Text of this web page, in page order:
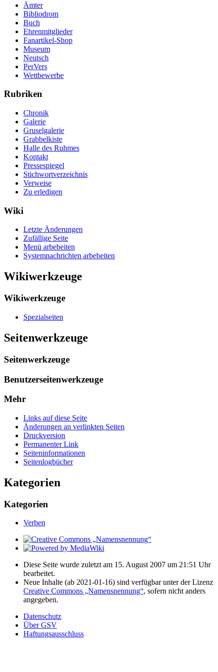
Ämter
Bibliodrom
Buch
Ehrenmitglieder
Fanartikel-Shop
Museum
Neutsch
PerVers
Wettbewerbe
Rubriken
Chronik
Galerie
Gruselgalerie
Grabbelkiste
Halle des Ruhmes
Kontakt
Pressespiegel
Stichwortverzeichnis
Verweise
Zu erledigen
Wiki
Letzte Änderungen
Zufällige Seite
Menü arbebeiten
Systemnachrichten arbebeiten
Wikiwerkzeuge
Wikiwerkzeuge
Spezialseiten
Seitenwerkzeuge
Seitenwerkzeuge
Benutzerseitenwerkzeuge
Mehr
Links auf diese Seite
Änderungen an verlinkten Seiten
Druckversion
Permanenter Link
Seiten­­informationen
Seitenlogbücher
Kategorien
Kategorien
Verben
Diese Seite wurde zuletzt am 15. August 2007 um 21:51 Uhr
bearbeitet.
Neue Inhalte (ab 2021-01-16) sind verfügbar unter der Lizenz
Creative Commons „Namensnennung“, sofern nicht anders
angegeben.
Datenschutz
Über GSV
Haftungsausschluss